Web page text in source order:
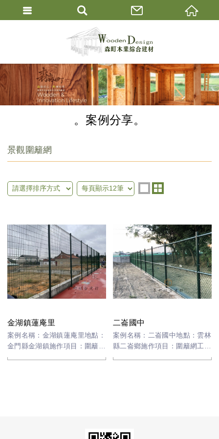
案例分享
景觀圍籬網
金湖鎮蓮庵里
案例名稱：金湖鎮蓮庵里地點：
金門縣金湖鎮施作項目：圍籬網
工程材料：景觀圍籬網
二崙國中
案例名稱：二崙國中地點：雲林
縣二崙鄉施作項目：圍籬網工程
材料：景觀圍籬網